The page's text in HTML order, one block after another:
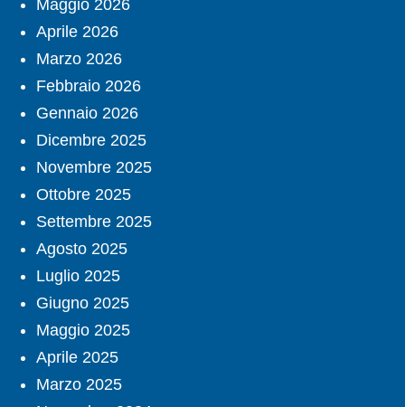
Maggio 2026
Aprile 2026
Marzo 2026
Febbraio 2026
Gennaio 2026
Dicembre 2025
Novembre 2025
Ottobre 2025
Settembre 2025
Agosto 2025
Luglio 2025
Giugno 2025
Maggio 2025
Aprile 2025
Marzo 2025